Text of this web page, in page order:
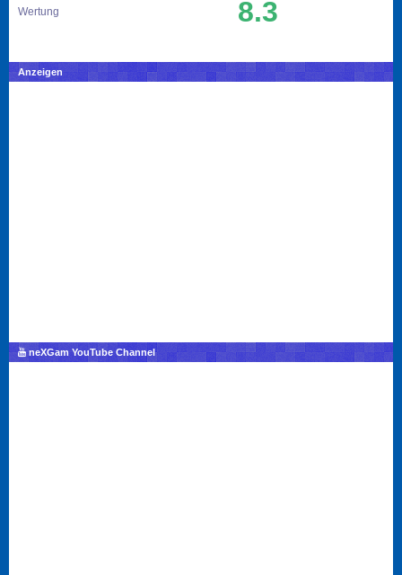
Wertung 8.3
Anzeigen
neXGam YouTube Channel